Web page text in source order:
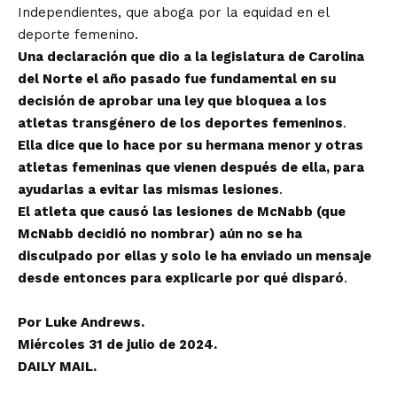
Independientes, que aboga por la equidad en el
deporte femenino.
Una declaración que dio a la legislatura de Carolina
del Norte el año pasado fue fundamental en su
decisión de aprobar una ley que bloquea a los
atletas transgénero de los deportes femeninos.
Ella dice que lo hace por su hermana menor y otras
atletas femeninas que vienen después de ella, para
ayudarlas a evitar las mismas lesiones.
El atleta que causó las lesiones de McNabb (que
McNabb decidió no nombrar) aún no se ha
disculpado por ellas y solo le ha enviado un mensaje
desde entonces para explicarle por qué disparó.
Por Luke Andrews.
Miércoles 31 de julio de 2024.
DAILY MAIL.